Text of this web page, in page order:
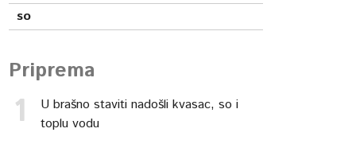
so
Priprema
U brašno staviti nadošli kvasac, so i
toplu vodu